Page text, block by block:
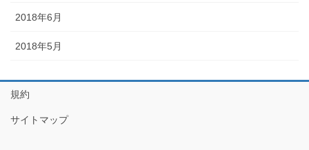
2018年6月
2018年5月
規約
サイトマップ